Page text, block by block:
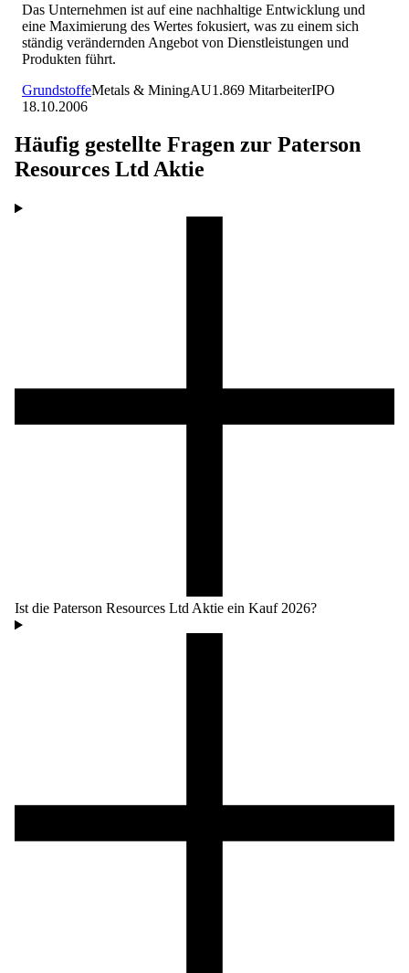
Das Unternehmen ist auf eine nachhaltige Entwicklung und
eine Maximierung des Wertes fokusiert, was zu einem sich
ständig verändernden Angebot von Dienstleistungen und
Produkten führt.
GrundstoffeMetals & MiningAU1.869 MitarbeiterIPO
18.10.2006
Häufig gestellte Fragen zur Paterson
Resources LtdAktie
Ist die Paterson Resources Ltd Aktie ein Kauf 2026?